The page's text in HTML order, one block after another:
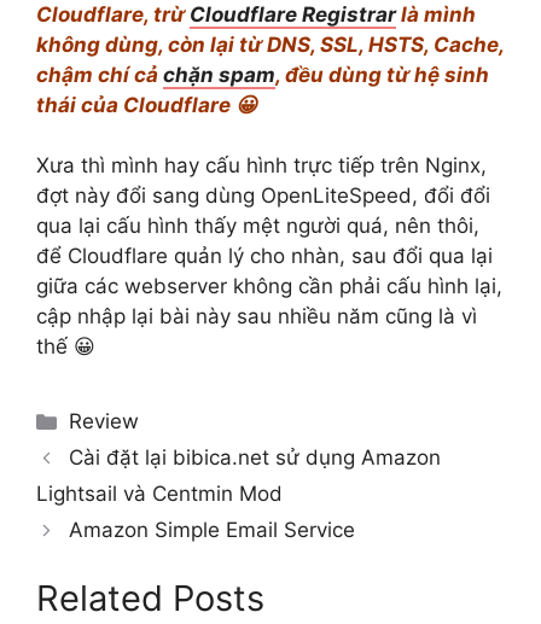
Cloudflare, trừ Cloudflare Registrarlà mình
không dùng, còn lại từ DNS, SSL, HSTS, Cache,
chậm chí cả chặn spam, đều dùng từ hệ sinh
thái của Cloudflare 😀
Xưa thì mình hay cấu hình trực tiếp trên Nginx,
đợt này đổi sang dùng OpenLiteSpeed, đổi đổi
qua lại cấu hình thấy mệt người quá, nên thôi,
để Cloudflare quản lý cho nhàn, sau đổi qua lại
giữa các webserver không cần phải cấu hình lại,
cập nhập lại bài này sau nhiều năm cũng là vì
thế 😀
Categories
Review
Cài đặt lại bibica.net sử dụng Amazon
Lightsail và Centmin Mod
Amazon Simple Email Service
Related Posts